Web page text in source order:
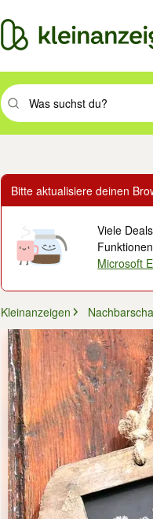
Suchbegriff eingeben.
Bitte aktualisiere deinen
Viele
Microsoft
Kleinanzeigen